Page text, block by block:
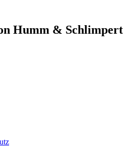
Humm & Schlimpert